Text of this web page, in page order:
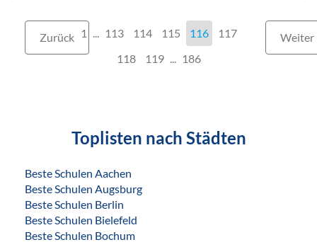
Zurück 1 113 114 115 116
117
118
119 186
Weiter
Toplisten nach Städten
Beste Schulen Aachen
Beste Schulen Augsburg
Beste Schulen Berlin
Beste Schulen Bielefeld
Beste Schulen Bochum